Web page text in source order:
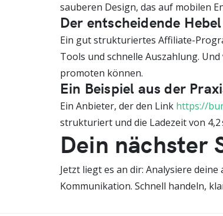
sauberen Design, das auf mobilen
Der entscheidende
Ein gut strukturiertes Affiliate-
Tools und schnelle Auszahlung.
promoten können.
Ein Beispiel aus der
Ein Anbieter, der den Link https://
strukturiert und die Ladezeit von
Dein nächster
Jetzt liegt es an dir: Analysiere
Kommunikation. Schnell handeln,